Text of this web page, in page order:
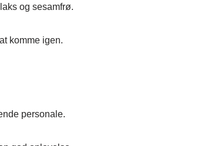
og sesamfrø.
komme igen.
personale.